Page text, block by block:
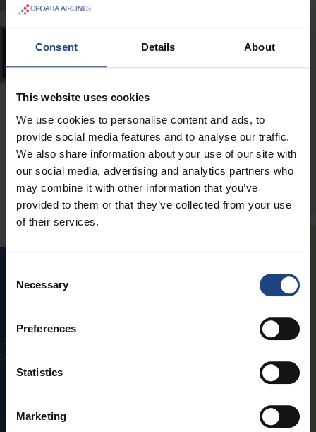
Consent Details About
This website uses cookies
We use cookies to personalise content and ads, to
provide social media features and to analyse our traffic.
We also share information about your use of our site with
our social media, advertising and analytics partners who
may combine it with other information that you’ve
provided to them or that they’ve collected from your use
of their services.
Selection
Necessary
Preferences
Statistics
Marketing
l'alphabet aérien, les noms des
meilleurs amis de Supi et bien
d'autres thèmes. Nous
espèrons que vos enfants
résoudront les énigmes
proposées avec succès.
en savoir plus >
TROUVE LE CHEMIN
Dans ces jeux intéressants,
ses capacités de reflexion et
ses connaissances sur le
retrouver son ami Supi et les
autres héros. En parcourant le
labyrinthe votre enfant se
concentrera sur l'objectif de